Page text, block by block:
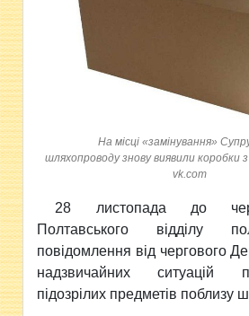
На місці «замінування»
шляхопроводу знову виявили
vk.com
28 листопада до
Полтавського відділу
повідомлення від чергового
надзвичайних ситуацій
підозрілих предметів поблизу